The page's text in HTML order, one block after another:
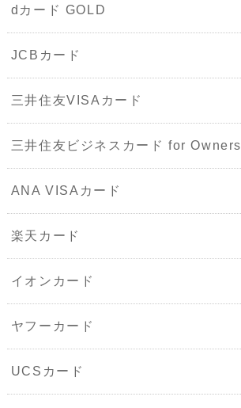
dカード GOLD
JCBカード
三井住友VISAカード
三井住友ビジネスカード for Owners
ANA VISAカード
楽天カード
イオンカード
ヤフーカード
UCSカード